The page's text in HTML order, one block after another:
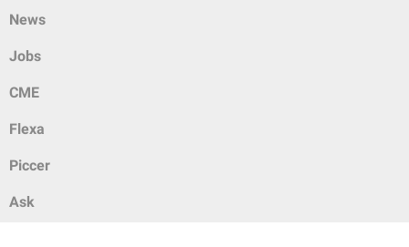
News
Jobs
CME
Flexa
Piccer
Ask